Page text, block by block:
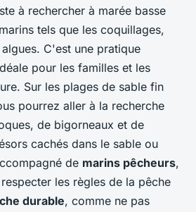
à rechercher à marée basse
tels que les coquillages,
C'est une pratique
pour les familles et les
Sur les plages de sable fin
pourrez aller à la recherche
de bigorneaux et de
cachés dans le sable ou
de marins pêcheurs,
les règles de la pêche
durable, comme ne pas